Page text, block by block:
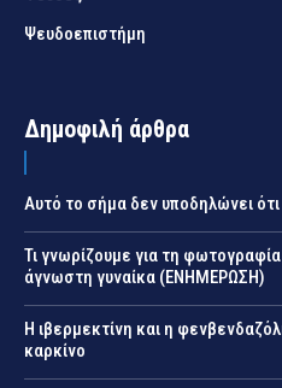
Ψευδοεπιστήμη
Δημοφιλή άρθρα
Αυτό το σήμα δεν υποδηλώνει
Τι γνωρίζουμε για τη
άγνωστη γυναίκα (ΕΝΗΜΕΡΩΣΗ)
Η ιβερμεκτίνη και η
καρκίνο